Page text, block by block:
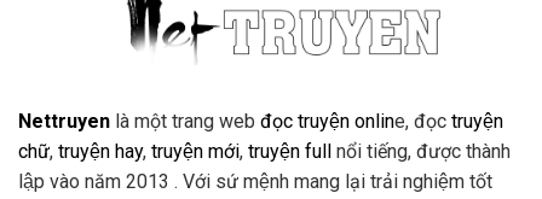
Nettruyen là một trang web đọc truyện online, đọc truyện
chữ, truyện hay, truyện mới, truyện full nổi tiếng, được thành
lập vào năm 2013 . Với sứ mệnh mang lại trải nghiệm tốt